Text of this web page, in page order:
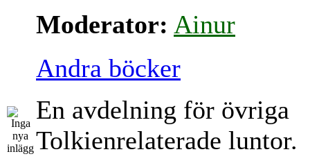
Moderator: Ainur
Andra böcker
En avdelning för övriga
Tolkienrelaterade luntor.